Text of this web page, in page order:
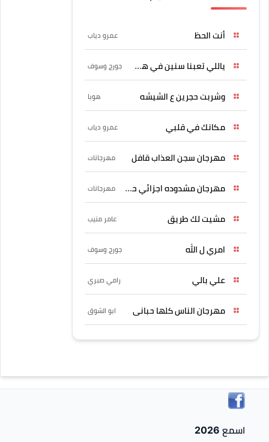
أنت الحظ عمرو دياب
ياللي تعبنا سنين في هواه جورج وسوف
وشربت حجرين ع الشيشه هوبا
مكانك في قلبي عمرو دياب
مهرجان سجن العذاب قافل مهرجانات
مهرجان مشدوده اجزائي حربونى مهرجانات
مشيت لك طريق عامر منيب
امري ل الله جورج وسوف
علي بالي رامي صبري
مهرجان الناس كلها حبانى ابو الشوق
اسمع 2026